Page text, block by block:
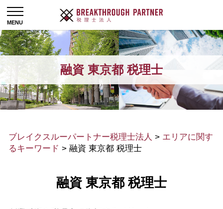
融資 東京都 税理士
ブレイクスルーパートナー税理士法人 > エリアに関す
るキーワード > 融資 東京都 税理士
融資 東京都 税理士